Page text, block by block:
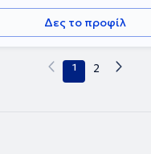
Δες το προφίλ
1 2